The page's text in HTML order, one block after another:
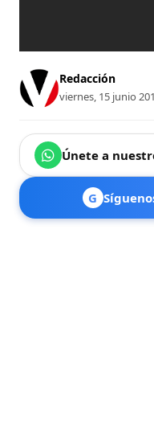
Redacción
viernes, 15 junio
Únete a
G